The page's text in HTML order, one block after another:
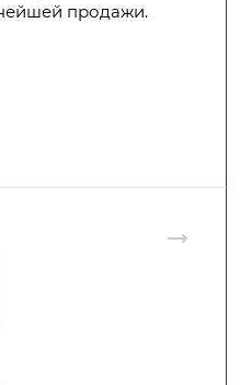
продажи.